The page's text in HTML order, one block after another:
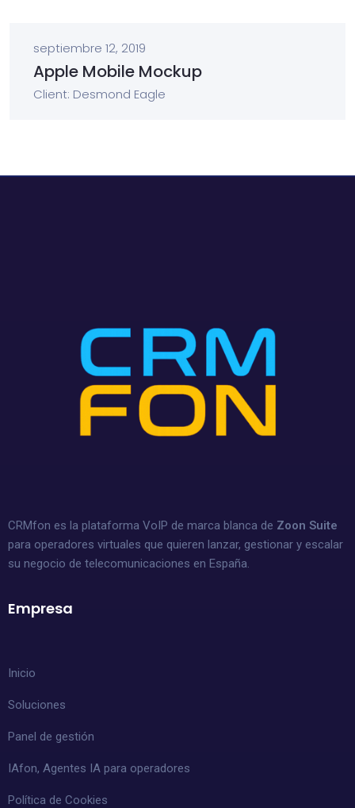
septiembre 12, 2019
Apple Mobile Mockup
Client: Desmond Eagle
CRMfon es la plataforma VoIP de marca blanca de Zoon Suite
para operadores virtuales que quieren lanzar, gestionar y escalar
su negocio de telecomunicaciones en España.
Empresa
Inicio
Soluciones
Panel de gestión
IAfon, Agentes IA para operadores
Política de Cookies